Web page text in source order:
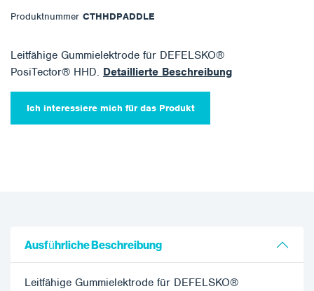
Produktnummer CTHHDPADDLE
Leitfähige Gummielektrode für DEFELSKO®
PosiTector® HHD. Detaillierte Beschreibung
Ich interessiere mich für das Produkt
Ausführliche Beschreibung
Leitfähige Gummielektrode für DEFELSKO®